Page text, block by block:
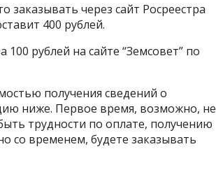
заказывать через сайт Росреестра
400 рублей.
рублей на сайте “Земсовет” по
получения сведений о
ниже. Первое время, возможно, не
трудности по оплате, получению
со временем, будете заказывать